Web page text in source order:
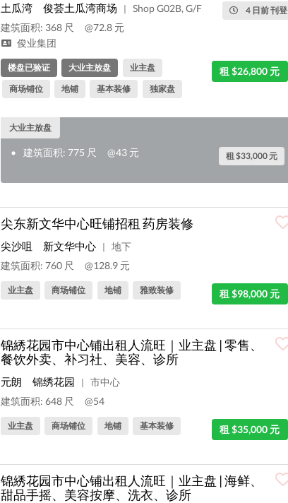
4 日前 刊登
土瓜湾 俊荟土瓜湾商场 |
Shop G02B, G/F
建筑面积: 368 尺
@72.8 元
俊业集团
租 $26,800 元
楼盘已验证 大业主放盘
业主盘
商场铺位
地铺 基本装修 独家盘
大业主放盘
建筑面积: 775 尺 @43 元 租 $33,000 元
尖东新文华中心旺铺招租 药房装修
尖沙咀 新文华中心 |
地下
建筑面积: 760 尺
@128.9 元
租 $98,000 元
业主盘 商场铺位 地铺 雅致装修
锦綉花园市中心铺出租人流旺｜业主盘 | 零售、
餐饮外卖、补习社、美容、诊所
元朗 锦绣花园 |
市中心
建筑面积: 648 尺
@54
租 $35,000 元
业主盘 商场铺位 地铺 基本装修
锦綉花园市中心铺出租人流旺｜业主盘 | 海鲜、
甜品手摇、美容按摩、洗衣、诊所